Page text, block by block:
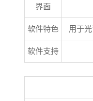
界面
软件特色 用于
软件支持